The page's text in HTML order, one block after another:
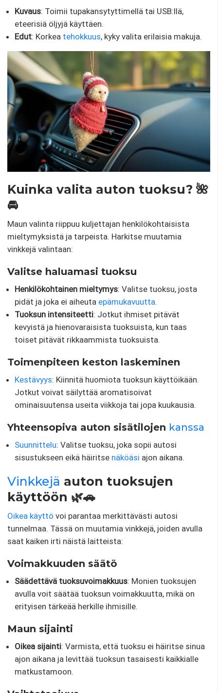
Kuvaus: Toimii tupakansytyttimellä tai USB:llä,
eteerisiä öljyjä käyttäen.
Edut: Korkea tehokkuus, kyky valita erilaisia ​​makuja.
Kuinka valita auton tuoksu? 🌺
🚘
Maun valinta riippuu kuljettajan henkilökohtaisista
mieltymyksistä ja tarpeista. Harkitse muutamia
vinkkejä valintaan:
Valitse haluamasi tuoksu
Henkilökohtainen mieltymys: Valitse tuoksu, josta
pidät ja joka ei aiheuta epämukavuutta.
Tuoksun intensiteetti: Jotkut ihmiset pitävät
kevyistä ja hienovaraisista tuoksuista, kun taas
toiset pitävät rikkaammista tuoksuista.
Toimenpiteen keston laskeminen
Kestävyys: Kiinnitä huomiota tuoksun käyttöikään.
Jotkut voivat säilyttää aromatisoivat
ominaisuutensa useita viikkoja tai jopa kuukausia.
Yhteensopiva auton sisätilojen kanssa
Suunnittelu: Valitse tuoksu, joka sopii autosi
sisustukseen eikä häiritse näköäsi ajon aikana.
Vinkkejä auton tuoksujen
käyttöön 🌿🚗
Oikea käyttö voi parantaa merkittävästi autosi
tunnelmaa. Tässä on muutamia vinkkejä, joiden avulla
saat kaiken irti näistä laitteista:
Voimakkuuden säätö
Säädettävä tuoksuvoimakkuus: Monien tuoksujen
avulla voit säätää tuoksun voimakkuutta, mikä on
erityisen tärkeää herkille ihmisille.
Maun sijainti
Oikea sijainti: Varmista, että tuoksu ei häiritse sinua
ajon aikana ja levittää tuoksun tasaisesti kaikkialle
matkustamoon.